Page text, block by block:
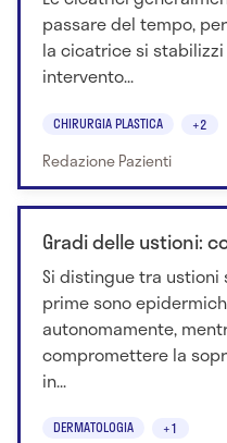
passare del tempo,
la cicatrice si
intervento...
CHIRURGIA PLASTICA +2
Redazione Pazienti
Gradi delle ustioni:
Si distingue tra
prime sono
autonomamente,
compromettere la
in...
DERMATOLOGIA +1